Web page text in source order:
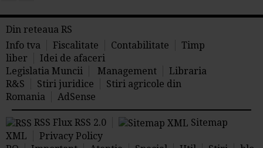
Din reteaua RS
Info tva
Fiscalitate Contabilitate
Timp
liber
Idei de afaceri
Legislatia Muncii
Management
Libraria
R&S
Stiri juridice
Stiri agricole din
Romania
AdSense
RSS Flux RSS 2.0
Sitemap
XML
Privacy Policy